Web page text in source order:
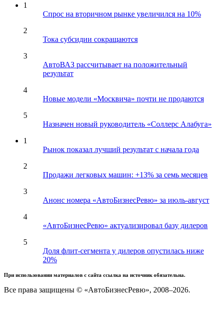
1
Спрос на вторичном рынке увеличился на 10%
2
Тока субсидии сокращаются
3
АвтоВАЗ рассчитывает на положительный
результат
4
Новые модели «Москвича» почти не продаются
5
Назначен новый руководитель «Соллерс Алабуга»
1
Рынок показал лучший результат с начала года
2
Продажи легковых машин: +13% за семь месяцев
3
Анонс номера «АвтоБизнесРевю» за июль-август
4
«АвтоБизнесРевю» актуализировал базу дилеров
5
Доля флит-сегмента у дилеров опустилась ниже
20%
При использовании материалов с сайта ссылка на источник обязательна.
Все права защищены © «АвтоБизнесРевю», 2008–2026.